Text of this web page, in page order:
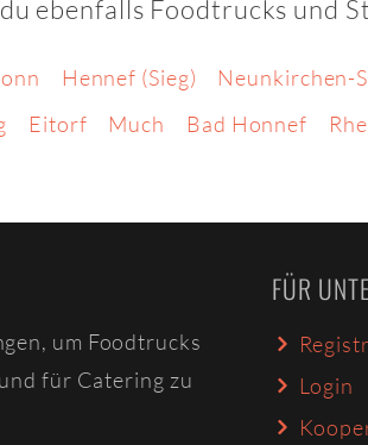
ebenfalls Foodtrucks und
Hennef (Sieg) Neunkirchen-
Eitorf Much Bad Honnef
um Foodtrucks
für Catering zu
FÜR
Login